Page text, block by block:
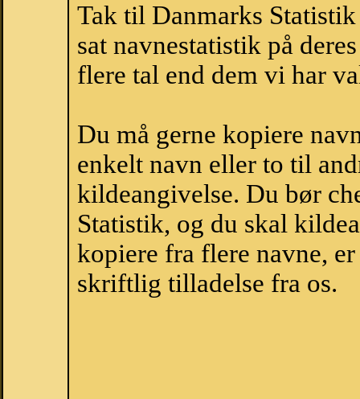
Tak til Danmarks
sat navnestatistik på
flere tal end dem vi har
Du må gerne kopiere
enkelt navn eller to til
kildeangivelse. Du bør
Statistik, og du skal
kopiere fra flere navne,
skriftlig tilladelse fra os.